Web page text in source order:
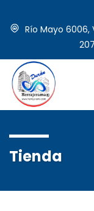
Río Mayo 6006,
Tienda